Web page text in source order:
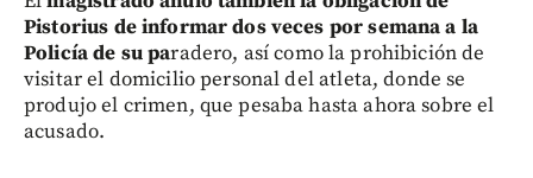
Pistorius de informar dos veces por semana a la
Policía de su paradero, así como la prohibición de
visitar el domicilio personal del atleta, donde se
produjo el crimen, que pesaba hasta ahora sobre el
acusado.